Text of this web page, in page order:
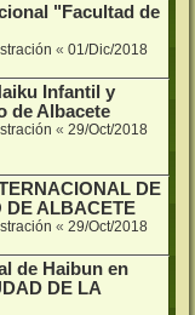
"Facultad de
« 01/Dic/2018
Infantil y
de Albacete
« 29/Oct/2018
DE
DE ALBACETE
« 29/Oct/2018
de Haibun en
DE LA